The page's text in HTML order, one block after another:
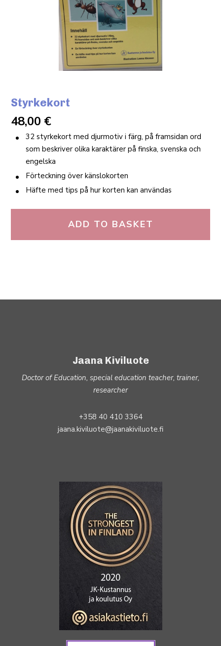
Styrkekort
48,00 €
32 styrkekort med djurmotiv i färg, på framsidan ord
som beskriver olika karaktärer på finska, svenska och
engelska
Förteckning över känslokorten
Häfte med tips på hur korten kan användas
ADD TO BASKET
Jaana Kiviluote
Doctor of Education, special education teacher, trainer,
researcher
+358 40 410 3364
jaana.kiviluote@jaanakiviluote.fi